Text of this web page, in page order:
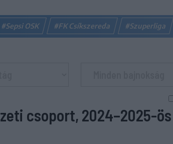
#Sepsi OSK #FK Csíkszereda #Szuperliga
csoport, 2024–2025-ös